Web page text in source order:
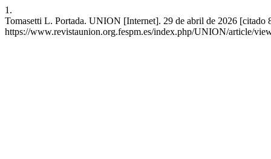
1.
Tomasetti L. Portada. UNION [Internet]. 29 de abril de 2026 [citado
https://www.revistaunion.org.fespm.es/index.php/UNION/article/